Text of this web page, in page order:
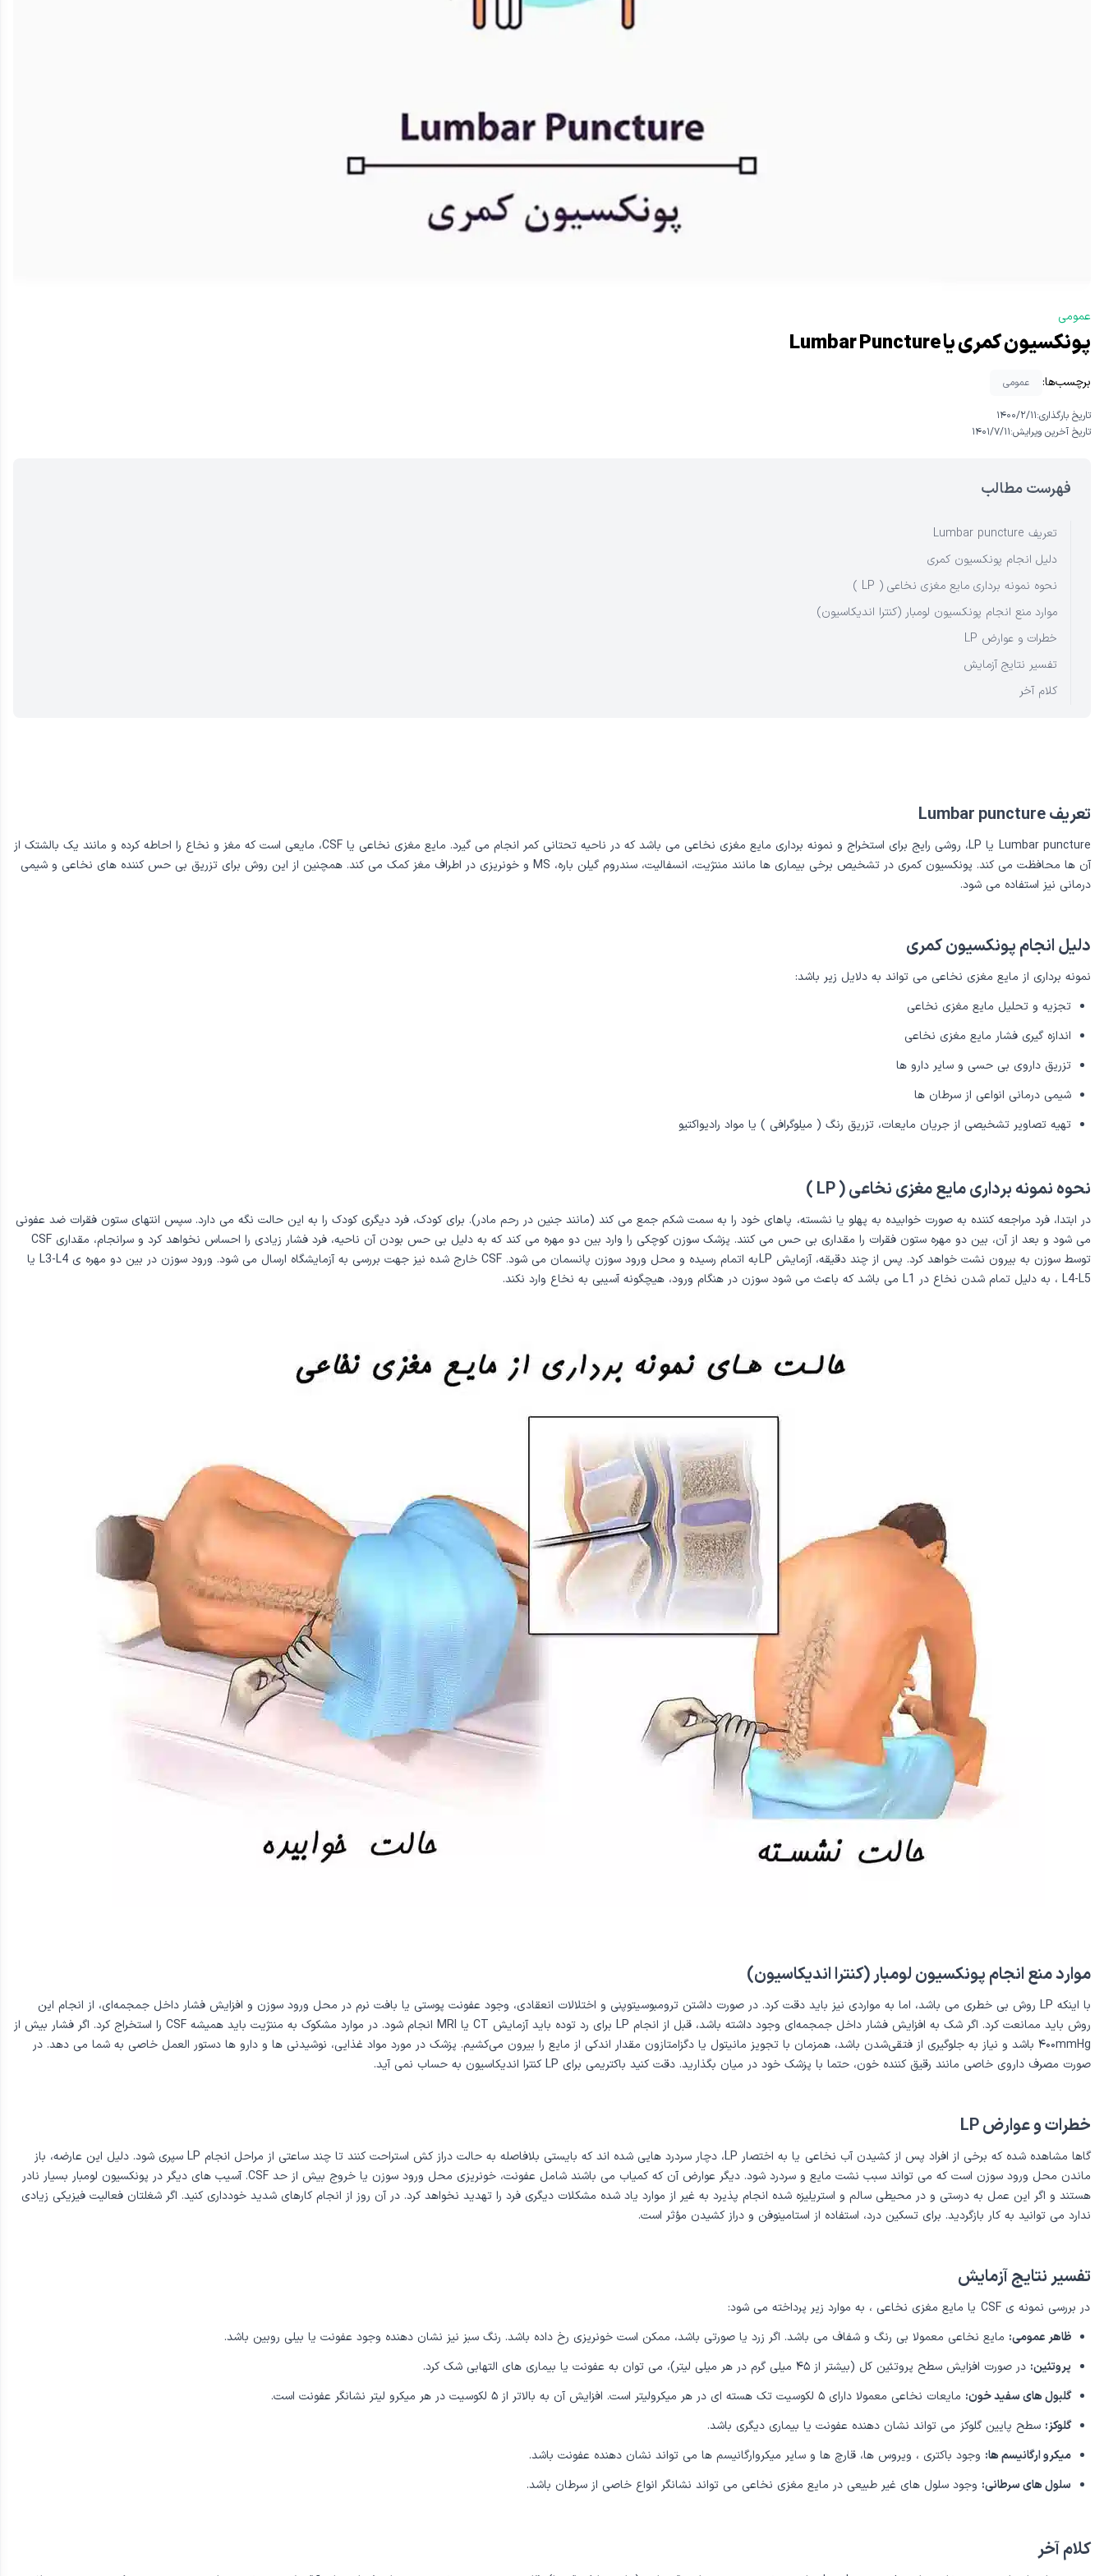
پونکسیون کمری یا Lumbar Puncture
برچسب‌ها: عمومی
تاریخ بارگذاری:۱۴۰۰/۲/۱۱
تاریخ آخرین ویرایش:۱۴۰۱/۷/۱۱
عمومی
فهرست مطالب
تعریف Lumbar puncture
دلیل انجام پونکسیون کمری
نحوه نمونه برداری مایع مغزی نخاعی ( LP )
موارد منع انجام پونکسیون لومبار (کنترا اندیکاسیون)
خطرات و عوارض LP
تفسیر نتایج آزمایش
کلام آخر
تعریف Lumbar puncture
Lumbar puncture یا LP، روشی رایج برای استخراج و نمونه برداری مایع مغزی نخاعی می باشد که در ناحیه تحتانی کمر انجام می گیرد. مایع مغزی نخاعی یا CSF، مایعی است که مغز و نخاع را احاطه کرده و مانند یک بالشتک از
آن ها محافظت می کند. پونکسیون کمری در تشخیص برخی بیماری ها مانند مننژیت، انسفالیت، سندروم گیلن باره، MS و خونریزی در اطراف مغز کمک می کند. همچنین از این روش برای تزریق بی حس کننده های نخاعی و شیمی
درمانی نیز استفاده می شود.
دلیل انجام پونکسیون کمری
نمونه برداری از مایع مغزی نخاعی می تواند به دلایل زیر باشد:
تجزیه و تحلیل مایع مغزی نخاعی
اندازه گیری فشار مایع مغزی نخاعی
تزریق داروی بی حسی و سایر دارو ها
شیمی درمانی انواعی از سرطان ها
تهیه تصاویر تشخیصی از جریان مایعات، تزریق رنگ ( میلوگرافی ) یا مواد رادیواکتیو
نحوه نمونه برداری مایع مغزی نخاعی ( LP )
در ابتدا، فرد مراجعه کننده به صورت خوابیده به پهلو یا نشسته، پاهای خود را به سمت شکم جمع می کند (مانند جنین در رحم مادر). برای کودک، فرد دیگری کودک را به این حالت نگه می دارد. سپس انتهای ستون فقرات ضد عفونی
می شود و بعد از آن، بین دو مهره ستون فقرات را مقداری بی حس می کنند. پزشک سوزن کوچکی را وارد بین دو مهره می کند که به دلیل بی حس بودن آن ناحیه، فرد فشار زیادی را احساس نخواهد کرد و سرانجام، مقداری CSF
توسط سوزن به بیرون نشت خواهد کرد. پس از چند دقیقه، آزمایش LP به اتمام رسیده و محل ورود سوزن پانسمان می شود. CSF خارج شده نیز جهت بررسی به آزمایشگاه ارسال می شود. ورود سوزن در بین دو مهره ی L3-L4 یا
L4-L5 ، به دلیل تمام شدن نخاع در L1 می باشد که باعث می شود سوزن در هنگام ورود، هیچگونه آسیبی به نخاع وارد نکند.
موارد منع انجام پونکسیون لومبار (کنترا اندیکاسیون)
با اینکه LP روش بی خطری می باشد، اما به مواردی نیز باید دقت کرد. در صورت داشتن ترومبوسيتوپنى و اختلالات انعقادی، وجود عفونت پوستى يا بافت نرم در محل ورود سوزن و افزايش فشار داخل جمجمه‌اى، از انجام اين
روش باید ممانعت کرد. اگر شک به افزايش فشار داخل جمجمه‌اى وجود داشته باشد، قبل از انجام LP براى رد توده باید آزمایش CT يا MRI انجام شود. در موارد مشکوک به مننژيت بايد هميشه CSF را استخراج کرد. اگر فشار بيش از
۴۰۰mmHg باشد و نياز به جلوگيرى از فتقى‌شدن باشد، همزمان با تجويز مانيتول يا دگزامتازون مقدار اندکى از مايع را بيرون مى‌کشيم. پزشک در مورد مواد غذایی، نوشیدنی ها و دارو ها دستور العمل خاصی به شما می دهد. در
صورت مصرف داروی خاصی مانند رقیق کننده خون، حتما با پزشک خود در میان بگذارید. دقت کنید باکتریمی برای LP کنترا اندیکاسیون به حساب نمی آید.
خطرات و عوارض LP
گاها مشاهده شده که برخی از افراد پس از کشیدن آب نخاعی یا به اختصار LP، دچار سردرد هایی شده اند که بایستی بلافاصله به حالت دراز کش استراحت کنند تا چند ساعتی از مراحل انجام LP سپری شود. دلیل این عارضه، باز
ماندن محل ورود سوزن است که می تواند سبب نشت مایع و سردرد شود. دیگر عوارض آن که کمیاب می باشند شامل عفونت، خونریزی محل ورود سوزن یا خروج بیش از حد CSF. آسیب های دیگر در پونکسیون لومبار بسیار نادر
هستند و اگر این عمل به درستی و در محیطی سالم و استریلیزه شده انجام پذیرد به غیر از موارد یاد شده مشکلات دیگری فرد را تهدید نخواهد کرد. در آن روز از انجام کارهای شدید خودداری کنید. اگر شغلتان فعالیت فیزیکی زیادی
ندارد می توانید به کار بازگردید. برای تسکین درد، استفاده از استامینوفن و دراز کشیدن مؤثر است.
تفسیر نتایج آزمایش
در بررسی نمونه ی CSF یا مایع مغزی نخاعی ، به موارد زیر پرداخته می شود:
ظاهر عمومی: مایع نخاعی معمولا بی رنگ و شفاف می باشد. اگر زرد یا صورتی باشد، ممکن است خونریزی رخ داده باشد. رنگ سبز نیز نشان دهنده وجود عفونت یا بیلی روبین باشد.
پروتئین: در صورت افزایش سطح پروتئین کل (بیشتر از ۴۵ میلی گرم در هر میلی لیتر)، می توان به عفونت یا بیماری های التهابی شک کرد.
گلبول های سفید خون: مایعات نخاعی معمولا دارای ۵ لکوسیت تک هسته ای در هر میکرولیتر است. افزایش آن به بالاتر از ۵ لکوسیت در هر میکرو لیتر نشانگر عفونت است.
گلوکز: سطح پایین گلوکز می تواند نشان دهنده عفونت یا بیماری دیگری باشد.
میکرو ارگانیسم ها: وجود باکتری ، ویروس ها، قارچ ها و سایر میکروارگانیسم ها می تواند نشان دهنده عفونت باشد.
سلول های سرطانی: وجود سلول های غیر طبیعی در مایع مغزی نخاعی می تواند نشانگر انواع خاصی از سرطان باشد.
کلام آخر